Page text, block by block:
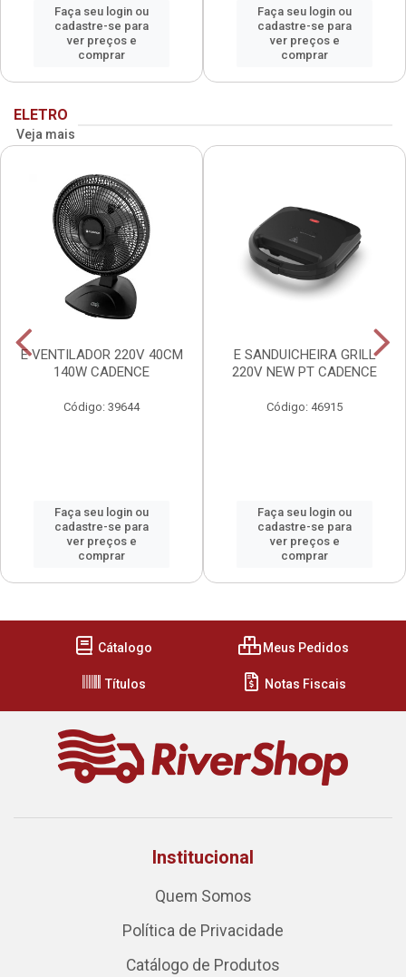
Faça seu login ou
cadastre-se para
ver preços e
comprar
Faça seu login ou
cadastre-se para
ver preços e
comprar
ELETRO
Veja mais
E VENTILADOR 220V 40CM
140W CADENCE
Código: 39644
Faça seu login ou
cadastre-se para
ver preços e
comprar
E SANDUICHEIRA GRILL
220V NEW PT CADENCE
Código: 46915
Faça seu login ou
cadastre-se para
ver preços e
comprar
Cátalogo Meus Pedidos
Títulos Notas Fiscais
Institucional
Quem Somos
Política de Privacidade
Catálogo de Produtos